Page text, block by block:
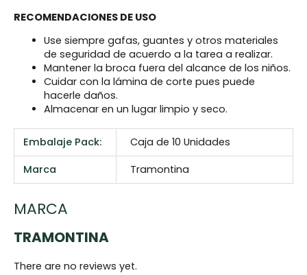
RECOMENDACIONES DE USO
Use siempre gafas, guantes y otros materiales
de seguridad de acuerdo a la tarea a realizar.
Mantener la broca fuera del alcance de los niños.
Cuidar con la lámina de corte pues puede
hacerle daños.
Almacenar en un lugar limpio y seco.
Embalaje Pack:
Caja de 10 Unidades
Marca
Tramontina
MARCA
TRAMONTINA
There are no reviews yet.